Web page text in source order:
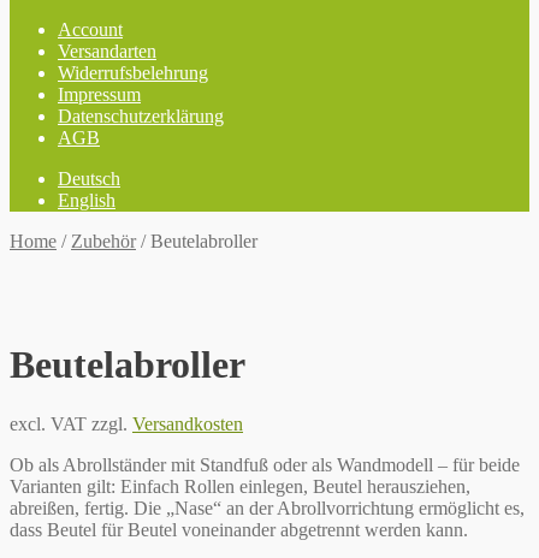
Account
Versandarten
Widerrufsbelehrung
Impressum
Datenschutzerklärung
AGB
Deutsch
English
Home / Zubehör/Beutelabroller
Beutelabroller
excl. VAT zzgl. Versandkosten
Ob als Abrollständer mit Standfuß oder als Wandmodell – für beide
Varianten gilt: Einfach Rollen einlegen, Beutel herausziehen,
abreißen, fertig. Die „Nase“ an der Abrollvorrichtung ermöglicht es,
dass Beutel für Beutel voneinander abgetrennt werden kann.